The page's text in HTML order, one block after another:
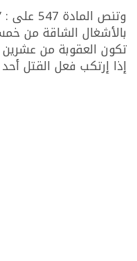
وتنص
بالأشغال الشاقة من
تكون العقوبة من
إذا إرتكب فعل القتل